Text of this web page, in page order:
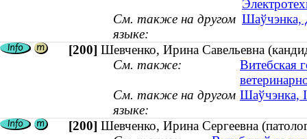
См. также на другом
языке:
Шаўчэнка,
[200] Шевченко, Ирина Савельевна
См. также:
Витебская
См. также на другом
языке:
Шаўчэнка,
[200] Шевченко, Ирина Сергеевна